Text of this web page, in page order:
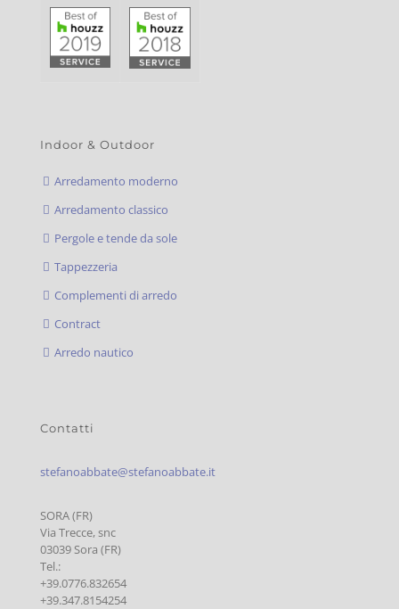
Indoor & Outdoor
Arredamento moderno
Arredamento classico
Pergole e tende da sole
Tappezzeria
Complementi di arredo
Contract
Arredo nautico
Contatti
stefanoabbate@stefanoabbate.it
SORA (FR)
Via Trecce, snc
03039 Sora (FR)
Tel.:
+39.0776.832654
+39.347.8154254